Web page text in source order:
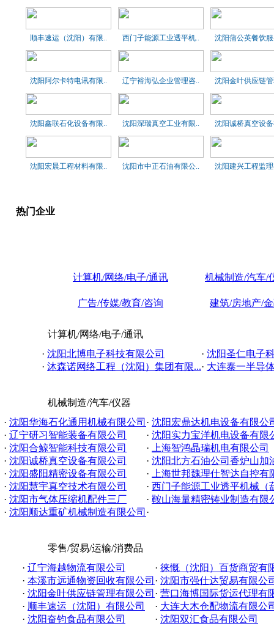
顺丰速运（沈阳）有限.. 西门子能源工业透平机.. 沈阳蒲公英餐饮
沈阳阿尔卡特电讯有限.. 辽宁裕海弘企业管理咨.. 沈阳金叶供应链
沈阳鑫联石化设备有限.. 沈阳深瑞真空工业有限.. 沈阳诚桥真空设
沈阳宏晨工程材料有限.. 沈阳市中正石油有限公.. 沈阳建兴工程监
热门企业
计算机/网络/电子/通讯 机械制造/汽车/
广告/传媒/教育/咨询 建筑/房地产/
计算机/网络/电子/通讯
· 沈阳北博电子科技有限公司 · 沈阳圣仁电子
· 沐森诺网络工程（沈阳）集团有限...· 大连泰一半导
机械制造/汽车/仪器
· 沈阳华海石化通用机械有限公司 · 沈阳宏鼎达机电设备有限公
· 辽宁研习智能装备有限公司 · 沈阳实力宝洋机电设备有限
· 沈阳合鲸智能科技有限公司 ·
上海智鸿晶瑞机电有限公司
· 沈阳诚桥真空设备有限公司 · 沈阳北方石油公司香炉山加
· 沈阳盛阳精密设备有限公司 ·
上海世邦魏理仕智达自控有
· 沈阳慧宇真空技术有限公司 · 西门子能源工业透平机械（
· 沈阳市气体压缩机配件三厂 · 鞍山海量精密铸业制造有限
· 沈阳顺达重矿机械制造有限公司 ·
零售/贸易/运输/消费品
· 辽宁海越物流有限公司 · 徕慨（沈阳）百货商贸有
· 本溪市远通物资回收有限公司 · 沈阳市强仕达贸易有限公
· 沈阳金叶供应链管理有限公司 · 营口海博国际货运代理有
· 顺丰速运（沈阳）有限公司 · 大连大木仓配物流有限公
· 沈阳奋钧食品有限公司 · 沈阳双汇食品有限公司